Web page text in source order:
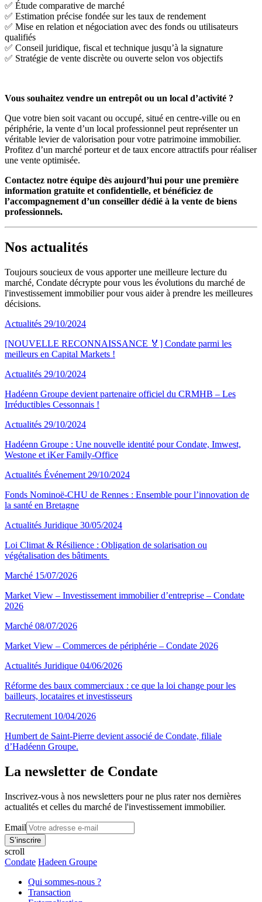
✅ Étude comparative de marché
✅ Estimation précise fondée sur les taux de rendement
✅ Mise en relation et négociation avec des fonds ou utilisateurs
qualifiés
✅ Conseil juridique, fiscal et technique jusqu’à la signature
✅ Stratégie de vente discrète ou ouverte selon vos objectifs
Vous souhaitez vendre un entrepôt ou un local d’activité ?
Que votre bien soit vacant ou occupé, situé en centre-ville ou en
périphérie, la vente d’un local professionnel peut représenter un
véritable levier de valorisation pour votre patrimoine immobilier.
Profitez d’un marché porteur et de taux encore attractifs pour réaliser
une vente optimisée.
Contactez notre équipe dès aujourd’hui pour une première
information gratuite et confidentielle, et bénéficiez de
l’accompagnement d’un conseiller dédié à la vente de biens
professionnels.
Nos actualités
Toujours soucieux de vous apporter une meilleure lecture du
marché, Condate décrypte pour vous les évolutions du marché de
l'investissement immobilier pour vous aider à prendre les meilleures
décisions.
Actualités 29/10/2024
[NOUVELLE RECONNAISSANCE 🏅] Condate parmi les
meilleurs en Capital Markets !
Actualités 29/10/2024
Hadéenn Groupe devient partenaire officiel du CRMHB – Les
Irréductibles Cessonnais !
Actualités 29/10/2024
Hadéenn Groupe : Une nouvelle identité pour Condate, Imwest,
Westone et iKer Family-Office
Actualités Événement 29/10/2024
Fonds Nominoë-CHU de Rennes : Ensemble pour l’innovation de
la santé en Bretagne
Actualités Juridique 30/05/2024
Loi Climat & Résilience : Obligation de solarisation ou
végétalisation des bâtiments
Marché 15/07/2026
Market View – Investissement immobilier d’entreprise – Condate
2026
Marché 08/07/2026
Market View – Commerces de périphérie – Condate 2026
Actualités Juridique 04/06/2026
Réforme des baux commerciaux : ce que la loi change pour les
bailleurs, locataires et investisseurs
Recrutement 10/04/2026
Humbert de Saint-Pierre devient associé de Condate, filiale
d’Hadéenn Groupe.
La newsletter de Condate
Inscrivez-vous à nos newsletters pour ne plus rater nos dernières
actualités et celles du marché de l'investissement immobilier.
Email
scroll
Condate Hadeen Groupe
Qui sommes-nous ?
Transaction